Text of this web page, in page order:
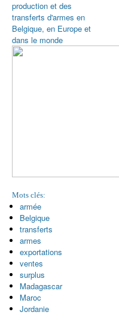
production et des
transferts d'armes en
Belgique, en Europe et
dans le monde
Mots clés:
armée
Belgique
transferts
armes
exportations
ventes
surplus
Madagascar
Maroc
Jordanie